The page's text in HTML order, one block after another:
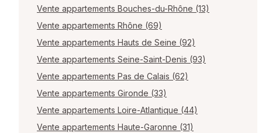
Vente appartements Bouches-du-Rhône (13)
Vente appartements Rhône (69)
Vente appartements Hauts de Seine (92)
Vente appartements Seine-Saint-Denis (93)
Vente appartements Pas de Calais (62)
Vente appartements Gironde (33)
Vente appartements Loire-Atlantique (44)
Vente appartements Haute-Garonne (31)